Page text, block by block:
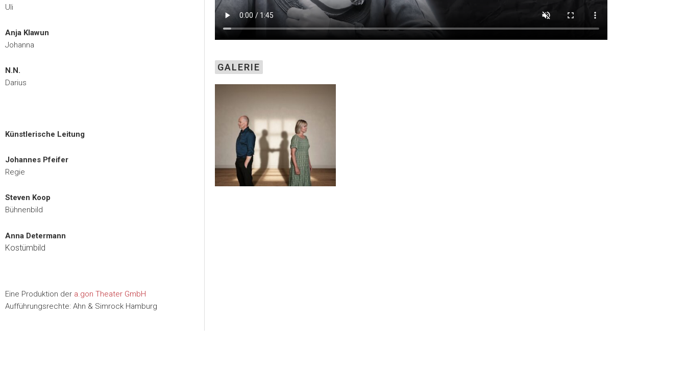
Uli
Anja Klawun
Johanna
N.N.
Darius
Künstlerische Leitung
Johannes Pfeifer
Regie
Steven Koop
Bühnenbild
Anna Determann
Kostümbild
Eine Produktion der a.gon Theater GmbH
Aufführungsrechte: Ahn & Simrock Hamburg
GALERIE